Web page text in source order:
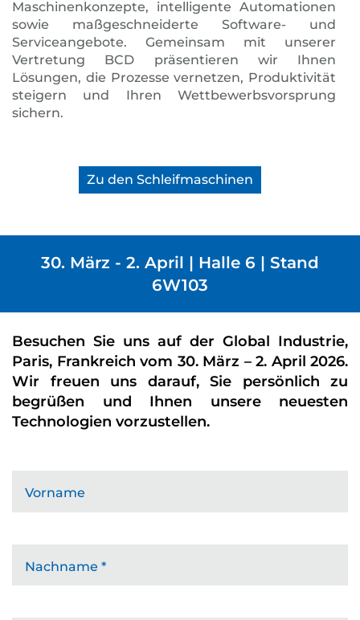
Maschinenkonzepte, intelligente Automationen
sowie maßgeschneiderte Software- und
Serviceangebote. Gemeinsam mit unserer
Vertretung BCD präsentieren wir Ihnen
Lösungen, die Prozesse vernetzen, Produktivität
steigern und Ihren Wettbewerbsvorsprung
sichern.
Zu den Schleifmaschinen
30. März - 2. April | Halle 6 | Stand
6W103
Besuchen Sie uns auf der Global Industrie,
Paris, Frankreich vom 30. März – 2. April 2026.
Wir freuen uns darauf, Sie persönlich zu
begrüßen und Ihnen unsere neuesten
Technologien vorzustellen.
Vorname
Nachname *